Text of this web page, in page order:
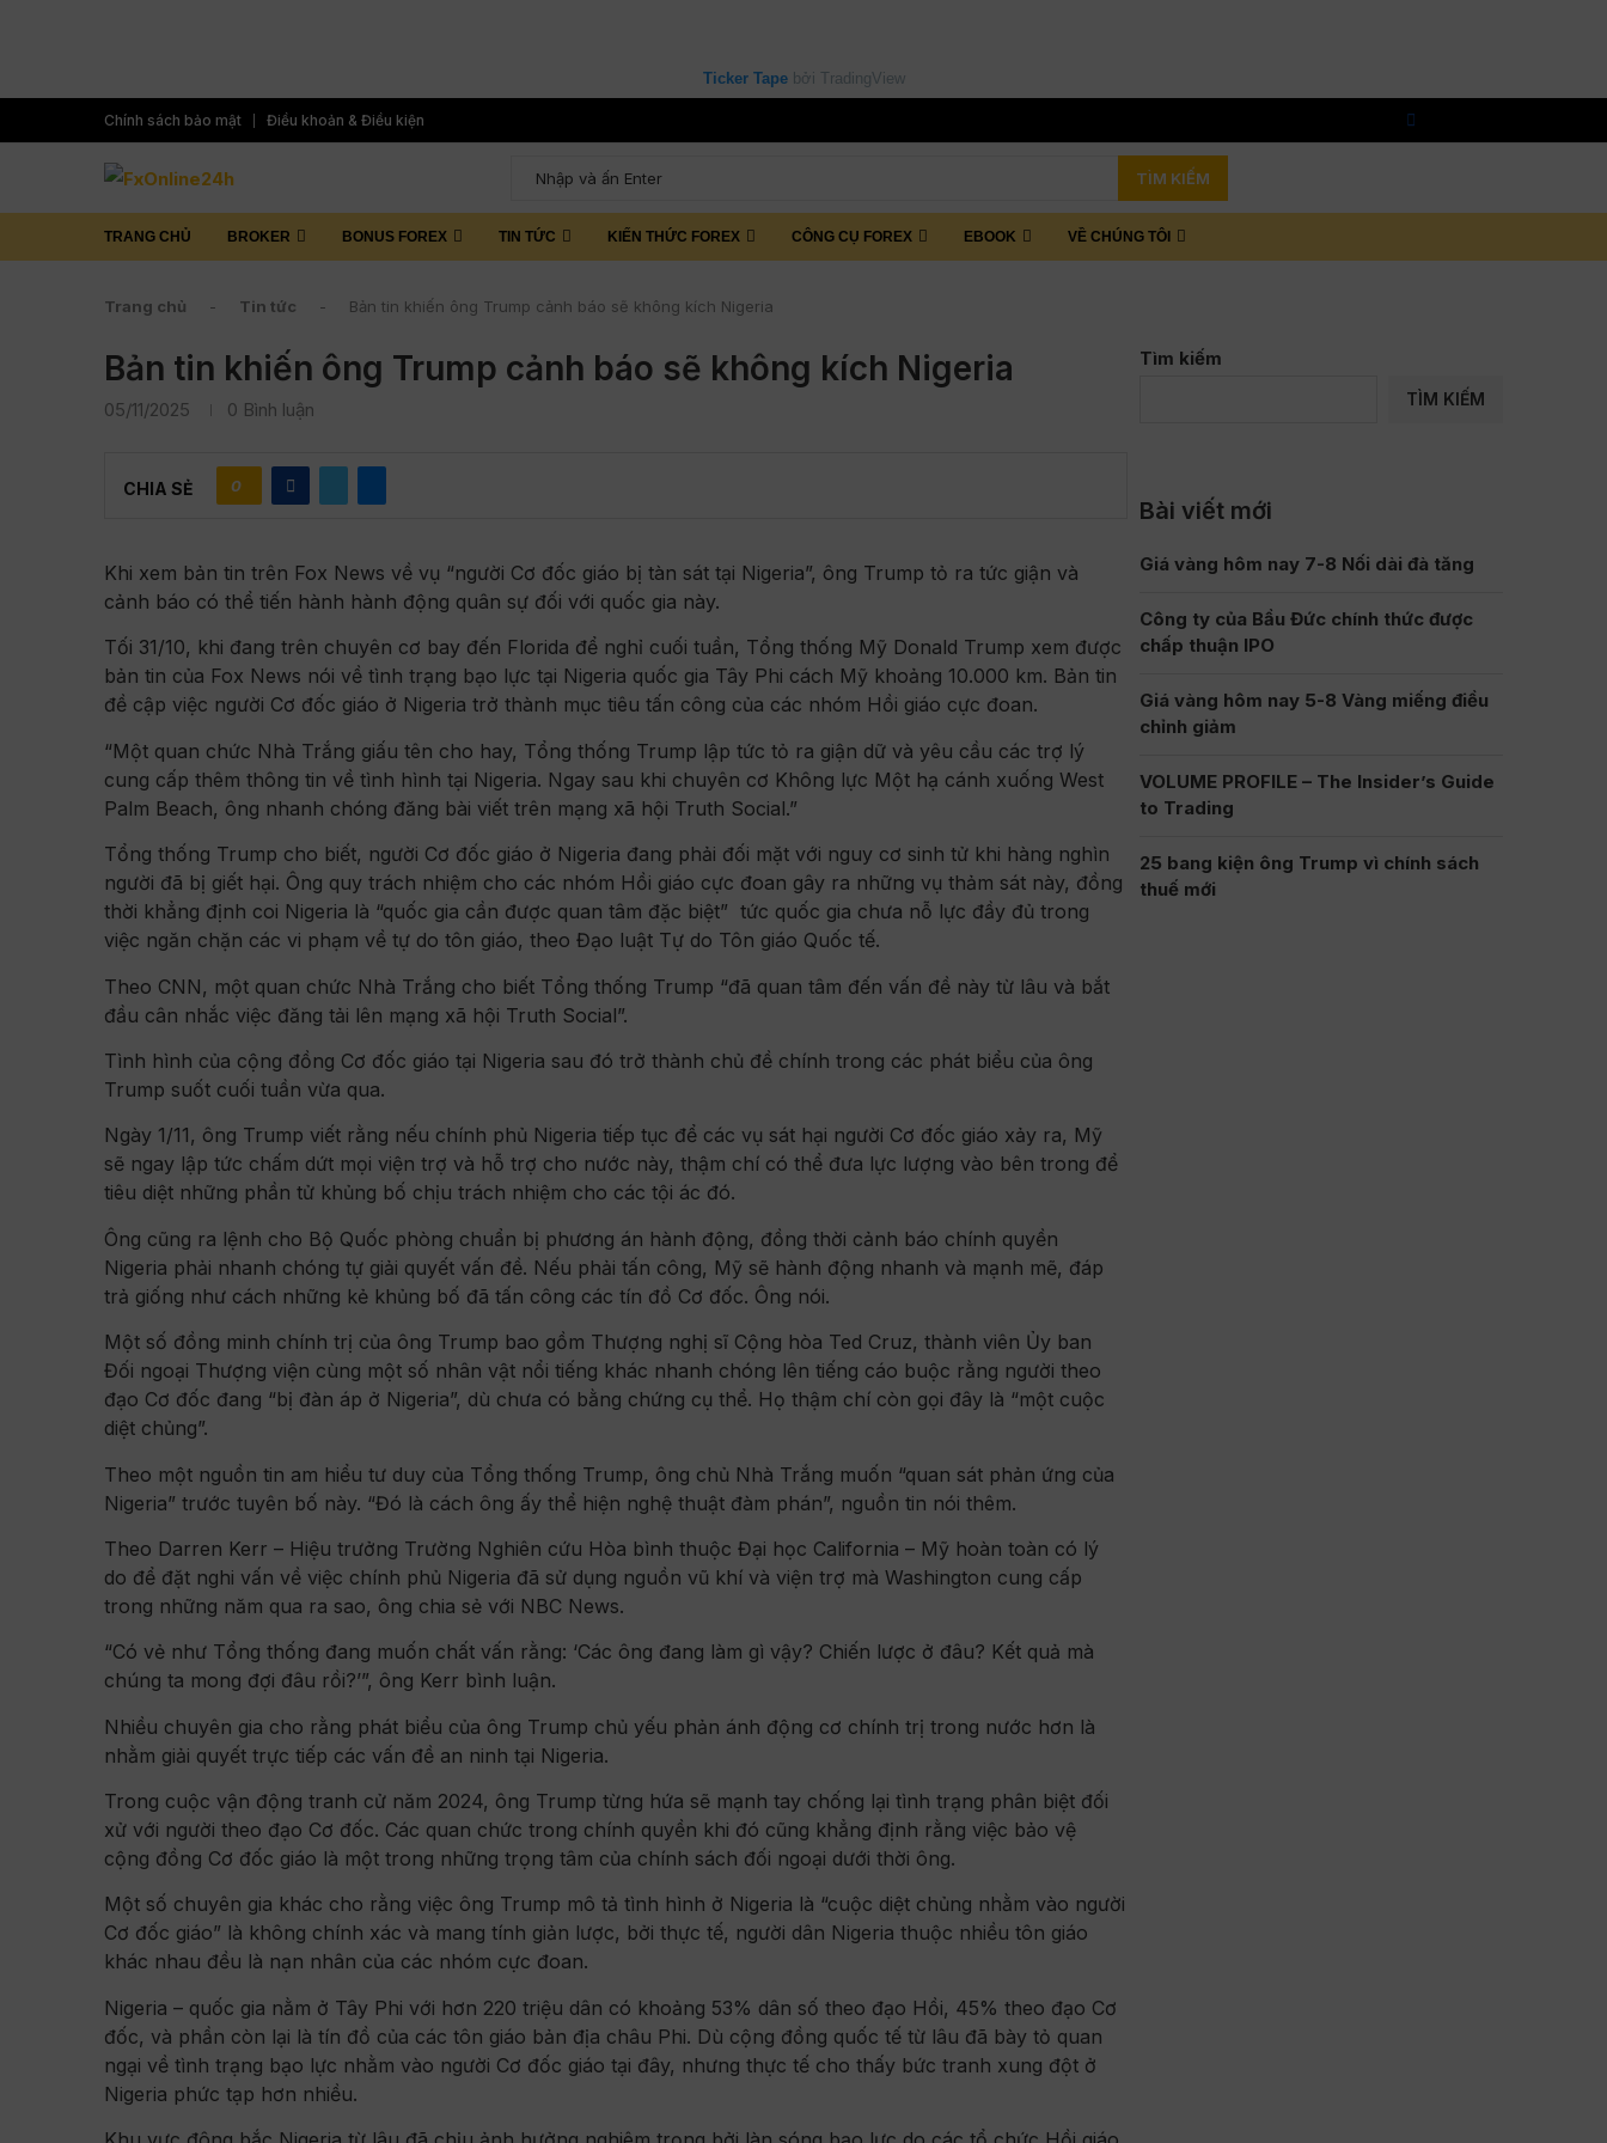
Ticker Tapebởi TradingView
Chính sách bảo mật Điều khoản & Điều kiện
TÌM KIẾM
TRANG CHỦ BROKER BONUS FOREX TIN TỨC KIẾN THỨC FOREX CÔNG CỤ FOREX EBOOK VỀ CHÚNG TÔI
Trang chủ - Tin tức - Bản tin khiến ông Trump cảnh báo sẽ không kích Nigeria
Bản tin khiến ông Trump cảnh báo sẽ không kích Nigeria
05/11/2025 0 Bình luận
CHIA SẺ 0
Khi xem bản tin trên Fox News về vụ “người Cơ đốc giáo bị tàn sát tại Nigeria”, ông Trump tỏ ra tức giận và
cảnh báo có thể tiến hành hành động quân sự đối với quốc gia này.
Tối 31/10, khi đang trên chuyên cơ bay đến Florida để nghỉ cuối tuần, Tổng thống Mỹ Donald Trump xem được
bản tin của Fox News nói về tình trạng bạo lực tại Nigeria quốc gia Tây Phi cách Mỹ khoảng 10.000 km. Bản tin
đề cập việc người Cơ đốc giáo ở Nigeria trở thành mục tiêu tấn công của các nhóm Hồi giáo cực đoan.
“Một quan chức Nhà Trắng giấu tên cho hay, Tổng thống Trump lập tức tỏ ra giận dữ và yêu cầu các trợ lý
cung cấp thêm thông tin về tình hình tại Nigeria. Ngay sau khi chuyên cơ Không lực Một hạ cánh xuống West
Palm Beach, ông nhanh chóng đăng bài viết trên mạng xã hội Truth Social.”
Tổng thống Trump cho biết, người Cơ đốc giáo ở Nigeria đang phải đối mặt với nguy cơ sinh tử khi hàng nghìn
người đã bị giết hại. Ông quy trách nhiệm cho các nhóm Hồi giáo cực đoan gây ra những vụ thảm sát này, đồng
thời khẳng định coi Nigeria là “quốc gia cần được quan tâm đặc biệt” tức quốc gia chưa nỗ lực đầy đủ trong
việc ngăn chặn các vi phạm về tự do tôn giáo, theo Đạo luật Tự do Tôn giáo Quốc tế.
Theo CNN, một quan chức Nhà Trắng cho biết Tổng thống Trump “đã quan tâm đến vấn đề này từ lâu và bắt
đầu cân nhắc việc đăng tải lên mạng xã hội Truth Social”.
Tình hình của cộng đồng Cơ đốc giáo tại Nigeria sau đó trở thành chủ đề chính trong các phát biểu của ông
Trump suốt cuối tuần vừa qua.
Ngày 1/11, ông Trump viết rằng nếu chính phủ Nigeria tiếp tục để các vụ sát hại người Cơ đốc giáo xảy ra, Mỹ
sẽ ngay lập tức chấm dứt mọi viện trợ và hỗ trợ cho nước này, thậm chí có thể đưa lực lượng vào bên trong để
tiêu diệt những phần tử khủng bố chịu trách nhiệm cho các tội ác đó.
Ông cũng ra lệnh cho Bộ Quốc phòng chuẩn bị phương án hành động, đồng thời cảnh báo chính quyền
Nigeria phải nhanh chóng tự giải quyết vấn đề. Nếu phải tấn công, Mỹ sẽ hành động nhanh và mạnh mẽ, đáp
trả giống như cách những kẻ khủng bố đã tấn công các tín đồ Cơ đốc. Ông nói.
Một số đồng minh chính trị của ông Trump bao gồm Thượng nghị sĩ Cộng hòa Ted Cruz, thành viên Ủy ban
Đối ngoại Thượng viện cùng một số nhân vật nổi tiếng khác nhanh chóng lên tiếng cáo buộc rằng người theo
đạo Cơ đốc đang “bị đàn áp ở Nigeria”, dù chưa có bằng chứng cụ thể. Họ thậm chí còn gọi đây là “một cuộc
diệt chủng”.
Theo một nguồn tin am hiểu tư duy của Tổng thống Trump, ông chủ Nhà Trắng muốn “quan sát phản ứng của
Nigeria” trước tuyên bố này. “Đó là cách ông ấy thể hiện nghệ thuật đàm phán”, nguồn tin nói thêm.
Theo Darren Kerr – Hiệu trưởng Trường Nghiên cứu Hòa bình thuộc Đại học California – Mỹ hoàn toàn có lý
do để đặt nghi vấn về việc chính phủ Nigeria đã sử dụng nguồn vũ khí và viện trợ mà Washington cung cấp
trong những năm qua ra sao, ông chia sẻ với NBC News.
“Có vẻ như Tổng thống đang muốn chất vấn rằng: ‘Các ông đang làm gì vậy? Chiến lược ở đâu? Kết quả mà
chúng ta mong đợi đâu rồi?’”, ông Kerr bình luận.
Nhiều chuyên gia cho rằng phát biểu của ông Trump chủ yếu phản ánh động cơ chính trị trong nước hơn là
nhằm giải quyết trực tiếp các vấn đề an ninh tại Nigeria.
Trong cuộc vận động tranh cử năm 2024, ông Trump từng hứa sẽ mạnh tay chống lại tình trạng phân biệt đối
xử với người theo đạo Cơ đốc. Các quan chức trong chính quyền khi đó cũng khẳng định rằng việc bảo vệ
cộng đồng Cơ đốc giáo là một trong những trọng tâm của chính sách đối ngoại dưới thời ông.
Một số chuyên gia khác cho rằng việc ông Trump mô tả tình hình ở Nigeria là “cuộc diệt chủng nhằm vào người
Cơ đốc giáo” là không chính xác và mang tính giản lược, bởi thực tế, người dân Nigeria thuộc nhiều tôn giáo
khác nhau đều là nạn nhân của các nhóm cực đoan.
Nigeria – quốc gia nằm ở Tây Phi với hơn 220 triệu dân có khoảng 53% dân số theo đạo Hồi, 45% theo đạo Cơ
đốc, và phần còn lại là tín đồ của các tôn giáo bản địa châu Phi. Dù cộng đồng quốc tế từ lâu đã bày tỏ quan
ngại về tình trạng bạo lực nhằm vào người Cơ đốc giáo tại đây, nhưng thực tế cho thấy bức tranh xung đột ở
Nigeria phức tạp hơn nhiều.
Tìm kiếm
TÌM KIẾM
Bài viết mới
Giá vàng hôm nay 7-8 Nối dài đà tăng
Công ty của Bầu Đức chính thức được
chấp thuận IPO
Giá vàng hôm nay 5-8 Vàng miếng điều
chỉnh giảm
VOLUME PROFILE – The Insider’s Guide
to Trading
25 bang kiện ông Trump vì chính sách
thuế mới